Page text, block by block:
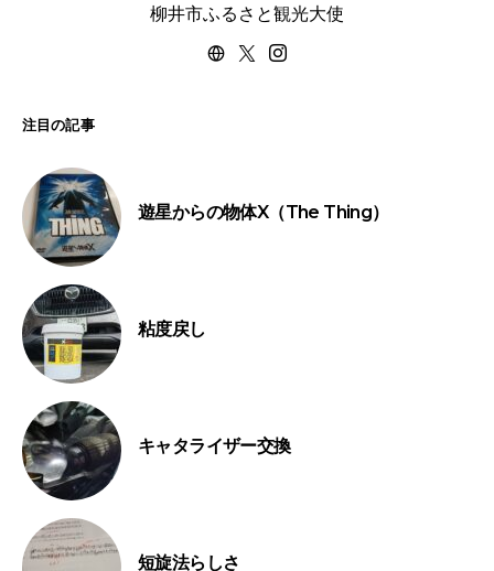
柳井市ふるさと観光大使
注目の記事
遊星からの物体X（The Thing）
粘度戻し
キャタライザー交換
短旋法らしさ